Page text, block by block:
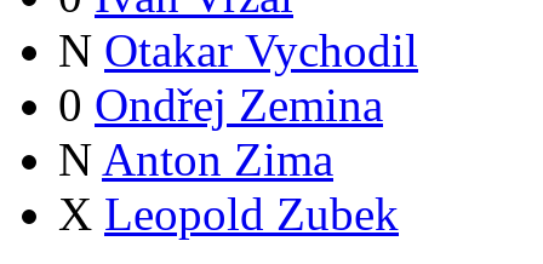
N Otakar Vychodil
0 Ondřej Zemina
N Anton Zima
X Leopold Zubek